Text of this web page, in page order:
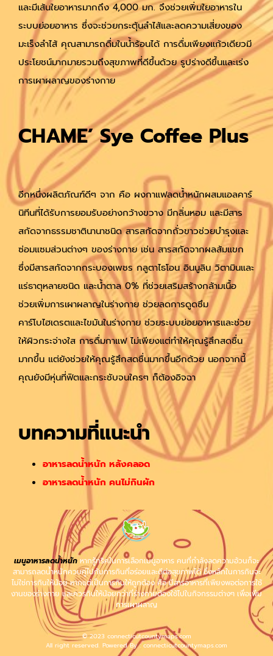
และมีเส้นใยอาหารมากถึง 4,000 มก. จึงช่วยเพิ่มใยอาหารใน
ระบบย่อยอาหาร ซึ่งจะช่วยกระตุ้นลำไส้และลดความเสี่ยงของ
มะเร็งลำไส้ คุณสามารถดื่มในน้ำร้อนได้ การดื่มเพียงแก้วเดียวมี
ประโยชน์มากมายรวมถึงสุขภาพที่ดีขึ้นด้วย รูปร่างดีขึ้นและเร่ง
การเผาผลาญของร่างกาย
CHAME’ Sye Coffee Plus
อีกหนึ่งผลิตภัณฑ์ดีๆ จาก คือ ผงกาแฟลดน้ำหนักผสมแอลคาร์
นิทีนที่ได้รับการยอมรับอย่างกว้างขวาง มีกลิ่นหอม และมีสาร
สกัดจากธรรมชาตินานาชนิด สารสกัดจากถั่วขาวช่วยบำรุงและ
ซ่อมแซมส่วนต่างๆ ของร่างกาย เช่น สารสกัดจากผลส้มแขก
ซึ่งมีสารสกัดจากกระบองเพชร กลูตาไธโอน อินนูลิน วิตามินและ
แร่ธาตุหลายชนิด และน้ำตาล 0% ที่ช่วยเสริมสร้างกล้ามเนื้อ
ช่วยเพิ่มการเผาผลาญในร่างกาย ช่วยลดการดูดซึม
คาร์โบไฮเดรตและไขมันในร่างกาย ช่วยระบบย่อยอาหารและช่วย
ให้ผิวกระจ่างใส การดื่มกาแฟ ไม่เพียงแต่ทำให้คุณรู้สึกสดชื่น
มากขึ้น แต่ยังช่วยให้คุณรู้สึกสดชื่นมากขึ้นอีกด้วย นอกจากนี้
คุณยังมีหุ่นที่ฟิตและกระชับจนใครๆ ก็ต้องอิจฉา
บทความที่แนะนำ
อาหารลดน้ําหนัก หลังคลอด
อาหารลดน้ําหนัก คนไม่กินผัก
เมนูอาหารลดน้ำหนัก หากรู้ทริคในการเลือกเมนูอาหาร คนที่กำลังลดความอ้วนก็จะ
สามารถลดน้ำหนักควบคู่ไปกับการกินที่อร่อยและดีต่อสุขภาพได้ ซึ่งหลักในการกินจะ
ไม่ใช่การกินให้น้อย หากแต่เป็นการกินให้ถูกต้อง คือ มีสารอาหารที่เพียงพอต่อการใช้
งานของร่างกาย และควรกินให้น้อยกว่าที่ร่างกายต้องใช้ไปในกิจกรรมต่างๆ เพื่อเพิ่ม
การเผาผลาญ
© 2023 connecticutcountymaps.com
All right reserved. Powered By : connecticutcountymaps.com